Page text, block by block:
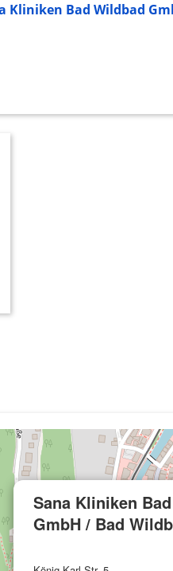
Kliniken Bad Wildbad
Sana Kliniken
GmbH / Bad
von Inhalten